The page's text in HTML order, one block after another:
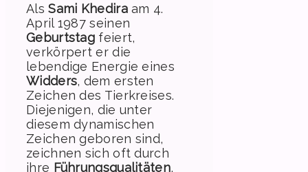
AlsSami Khediraam 4.
April 1987 seinen
Geburtstag feiert,
verkörpert er die
lebendige Energie eines
Widders, dem ersten
Zeichen des Tierkreises.
Diejenigen, die unter
diesem dynamischen
Zeichen geboren sind,
zeichnen sich oft durch
ihre Führungsqualitäten,